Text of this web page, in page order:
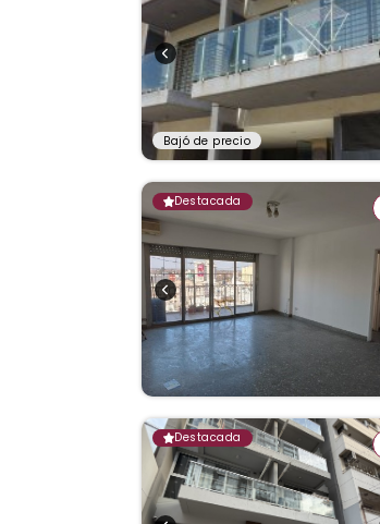
Bajó de precio
Destacada
Destacada